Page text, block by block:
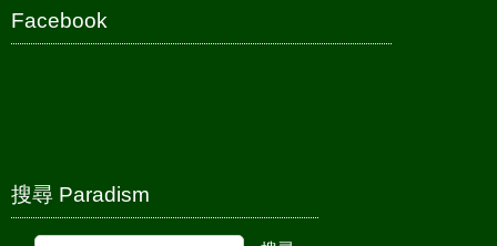
Facebook
搜尋 Paradism